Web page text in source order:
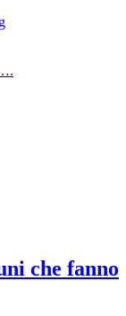
che fanno